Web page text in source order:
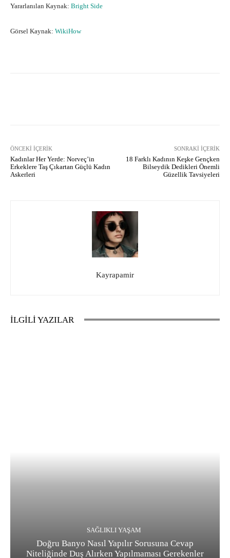
Yararlanılan Kaynak: Bright Side
Görsel Kaynak: WikiHow
ÖNCEKI İÇERIK
Kadınlar Her Yerde: Norveç’in
Erkeklere Taş Çıkartan Güçlü Kadın
Askerleri
SONRAKI İÇERIK
18 Farklı Kadının Keşke Gençken
Bilseydik Dedikleri Önemli
Güzellik Tavsiyeleri
Kayrapamir
İLGİLİ YAZILAR
SAĞLIKLI YAŞAM
Doğru Banyo Nasıl Yapılır Sorusuna Cevap
Niteliğinde Duş Alırken Yapılmaması Gerekenler